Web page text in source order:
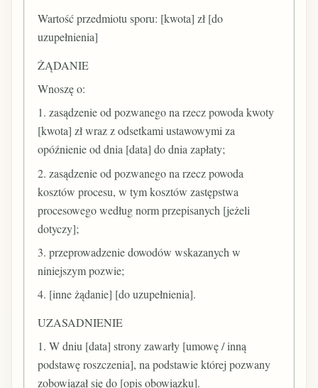
Wartość przedmiotu sporu: [kwota] zł [do
uzupełnienia]
ŻĄDANIE
Wnoszę o:
1. zasądzenie od pozwanego na rzecz powoda kwoty
[kwota] zł wraz z odsetkami ustawowymi za
opóźnienie od dnia [data] do dnia zapłaty;
2. zasądzenie od pozwanego na rzecz powoda
kosztów procesu, w tym kosztów zastępstwa
procesowego według norm przepisanych [jeżeli
dotyczy];
3. przeprowadzenie dowodów wskazanych w
niniejszym pozwie;
4. [inne żądanie] [do uzupełnienia].
UZASADNIENIE
1. W dniu [data] strony zawarły [umowę / inną
podstawę roszczenia], na podstawie której pozwany
zobowiązał się do [opis obowiązku].